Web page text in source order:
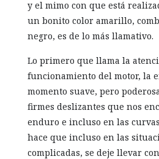
y el mimo con que está
un bonito color amarillo,
negro, es de lo más llamativo.
Lo primero que llama la
funcionamiento del motor, la
momento suave, pero
firmes deslizantes que nos
enduro e incluso en las
hace que incluso en las
complicadas, se deje llevar